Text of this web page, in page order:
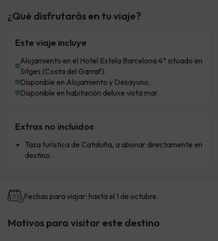
¿Qué disfrutarás en tu viaje?
Este viaje incluye
Alojamiento en el Hotel Estela Barcelona 4* situado en
Sitges (Costa del Garraf).
Disponible en Alojamiento y Desayuno.
Disponible en habitación deluxe vista mar.
Extras no incluidos
Tasa turística de Cataluña, a abonar directamente en
destino.
Fechas para viajar: hasta el 1 de octubre.
Motivos para visitar este destino